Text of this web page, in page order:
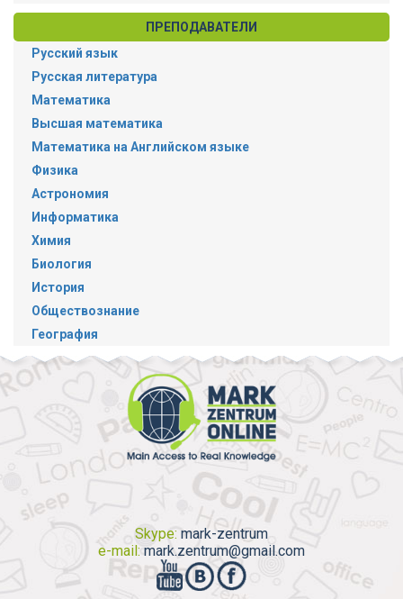
ПРЕПОДАВАТЕЛИ
Русский язык
Русская литература
Математика
Высшая математика
Математика на Английском языке
Физика
Астрономия
Информатика
Химия
Биология
История
Обществознание
География
Skype: mark-zentrum
e-mail: mark.zentrum@gmail.com